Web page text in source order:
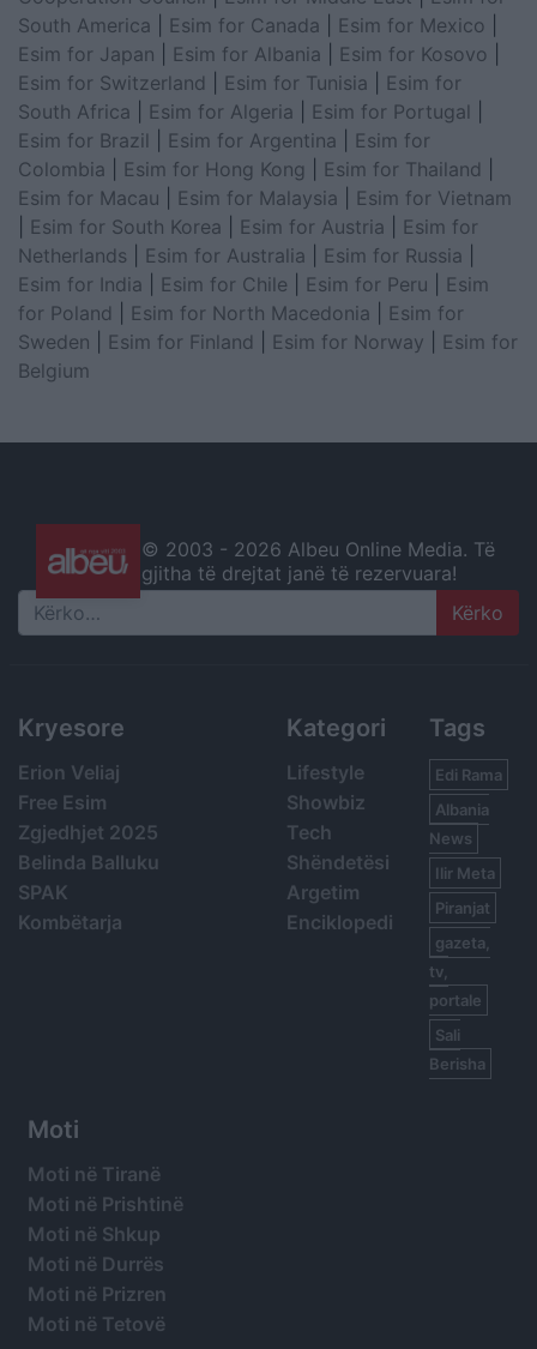
South America
Esim for Canada Esim for Mexico
Esim for Japan
Esim for Albania Esim for Kosovo
Esim for Switzerland
Esim for Tunisia
Esim for
South Africa
Esim for Algeria Esim for Portugal
Esim for Brazil
Esim for Argentina
Esim for
Colombia
Esim for Hong Kong Esim for Thailand
Esim for Macau
Esim for Malaysia
Esim for Vietnam
Esim for South Korea Esim for Austria
Esim for
Netherlands
Esim for Australia Esim for Russia
Esim for India
Esim for Chile Esim for Peru
Esim
for Poland
Esim for North Macedonia
Esim for
Sweden
Esim for Finland Esim for Norway
Esim for
Belgium
© 2003 - 2026 Albeu Online Media. Të
gjitha të drejtat janë të rezervuara!
Search
Kryesore
Erion Veliaj
Free Esim
Zgjedhjet 2025
Belinda Balluku
SPAK
Kombëtarja
Kategori
Lifestyle
Showbiz
Tech
Shëndetësi
Argetim
Enciklopedi
Tags
Edi Rama
Albania
News
Ilir Meta
Piranjat
gazeta,
tv,
portale
Sali
Berisha
Moti
Moti në Tiranë
Moti në Prishtinë
Moti në Shkup
Moti në Durrës
Moti në Prizren
Moti në Tetovë